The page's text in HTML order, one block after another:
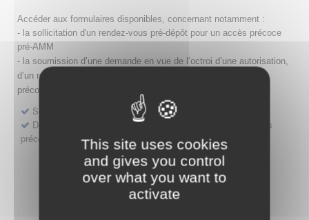
This site uses cookies
and gives you control
over what you want to
activate
Accéder aux formulaires disponibles, concernant notamment :
- la sollicitation d'un rendez-vous pré-dépôt pour un accès précoce
pré-AMM
- la soumission d’une demande en vue de l’octroi d’une autorisation,
d’un renouvellement, d’une modification ou d’un retrait d'accès
précoce
Sollicitation RDV pré-dépôt accès précoce pré-AMM
Déposer une demande ou faire évoluer une décision d'accès
précoce